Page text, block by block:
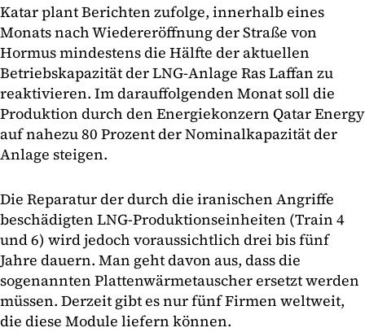
Katar plant Berichten zufolge, innerhalb eines
Monats nach Wiedereröffnung der Straße von
Hormus mindestens die Hälfte der aktuellen
Betriebskapazität der LNG-Anlage Ras Laffan zu
reaktivieren. Im darauffolgenden Monat soll die
Produktion durch den Energiekonzern Qatar Energy
auf nahezu 80 Prozent der Nominalkapazität der
Anlage steigen.
Die Reparatur der durch die iranischen Angriffe
beschädigten LNG-Produktionseinheiten (Train 4
und 6) wird jedoch voraussichtlich drei bis fünf
Jahre dauern. Man geht davon aus, dass die
sogenannten Plattenwärmetauscher ersetzt werden
müssen. Derzeit gibt es nur fünf Firmen weltweit,
die diese Module liefern können.